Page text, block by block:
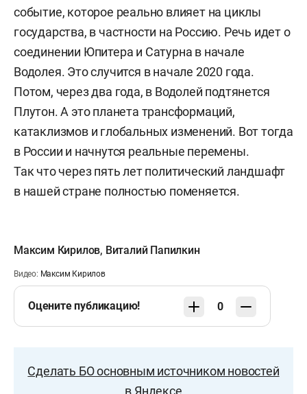
событие, которое реально влияет на циклы
государства, в частности на Россию. Речь идет о
соединении Юпитера и Сатурна в начале
Водолея. Это случится в начале 2020 года.
Потом, через два года, в Водолей подтянется
Плутон. А это планета трансформаций,
катаклизмов и глобальных изменений. Вот тогда
в России и начнутся реальные перемены.
Так что через пять лет политический ландшафт
в нашей стране полностью поменяется.
Максим Кирилов, Виталий Папилкин
Видео: Максим Кирилов
Оцените публикацию! 0
Сделать БО основным источником новостей
в Яндексе